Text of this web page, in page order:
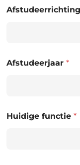
Afstudeerrichting
Afstudeerjaar *
Huidige functie *